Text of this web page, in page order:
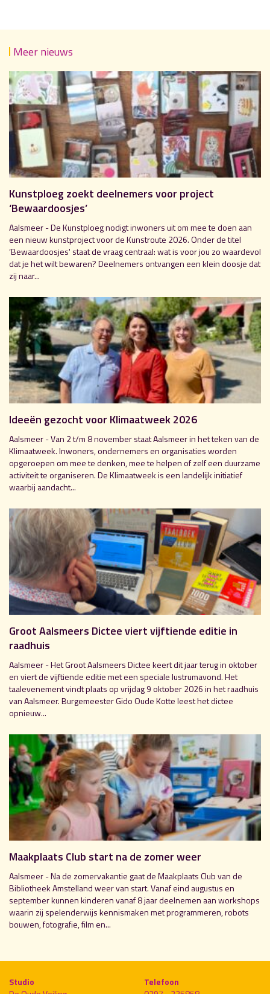
Meer nieuws
Kunstploeg zoekt deelnemers voor project
‘Bewaardoosjes’
Aalsmeer - De Kunstploeg nodigt inwoners uit om mee te doen aan
een nieuw kunstproject voor de Kunstroute 2026. Onder de titel
‘Bewaardoosjes' staat de vraag centraal: wat is voor jou zo waardevol
dat je het wilt bewaren? Deelnemers ontvangen een klein doosje dat
zij naar...
Ideeën gezocht voor Klimaatweek 2026
Aalsmeer - Van 2 t/m 8 november staat Aalsmeer in het teken van de
Klimaatweek. Inwoners, ondernemers en organisaties worden
opgeroepen om mee te denken, mee te helpen of zelf een duurzame
activiteit te organiseren. De Klimaatweek is een landelijk initiatief
waarbij aandacht...
Groot Aalsmeers Dictee viert vijftiende editie in
raadhuis
Aalsmeer - Het Groot Aalsmeers Dictee keert dit jaar terug in oktober
en viert de vijftiende editie met een speciale lustrumavond. Het
taalevenement vindt plaats op vrijdag 9 oktober 2026 in het raadhuis
van Aalsmeer. Burgemeester Gido Oude Kotte leest het dictee
opnieuw...
Maakplaats Club start na de zomer weer
Aalsmeer - Na de zomervakantie gaat de Maakplaats Club van de
Bibliotheek Amstelland weer van start. Vanaf eind augustus en
september kunnen kinderen vanaf 8 jaar deelnemen aan workshops
waarin zij spelenderwijs kennismaken met programmeren, robots
bouwen, fotografie, film en...
Studio
Telefoon